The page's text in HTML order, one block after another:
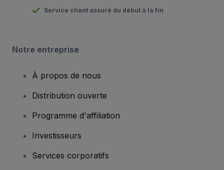
Service client assuré du début à la fin
Notre entreprise
À propos de nous
Distribution ouverte
Programme d'affiliation
Investisseurs
Services corporatifs